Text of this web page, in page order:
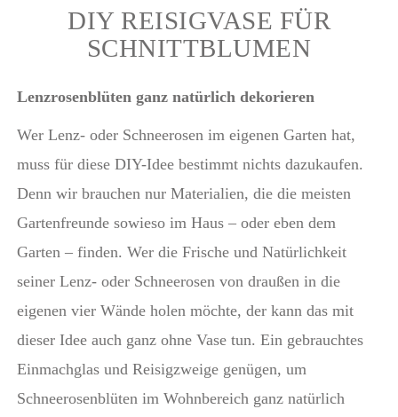
DIY REISIGVASE FÜR
SCHNITTBLUMEN
Lenzrosenblüten ganz natürlich dekorieren
Wer Lenz- oder Schneerosen im eigenen Garten hat,
muss für diese DIY-Idee bestimmt nichts dazukaufen.
Denn wir brauchen nur Materialien, die die meisten
Gartenfreunde sowieso im Haus – oder eben dem
Garten – finden. Wer die Frische und Natürlichkeit
seiner Lenz- oder Schneerosen von draußen in die
eigenen vier Wände holen möchte, der kann das mit
dieser Idee auch ganz ohne Vase tun. Ein gebrauchtes
Einmachglas und Reisigzweige genügen, um
Schneerosenblüten im Wohnbereich ganz natürlich